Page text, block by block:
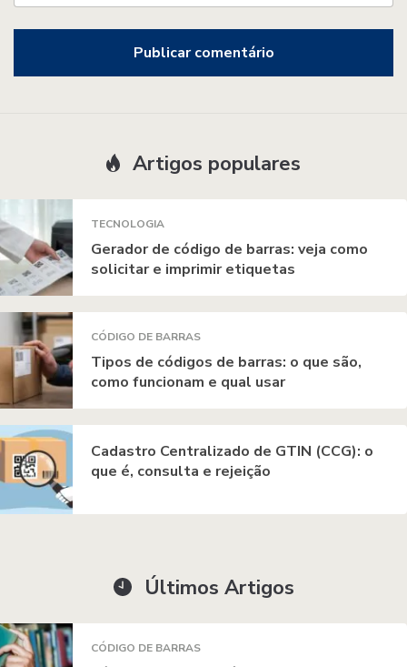
Artigos populares
TECNOLOGIA
Gerador de código de barras: veja como
solicitar e imprimir etiquetas
CÓDIGO DE BARRAS
Tipos de códigos de barras: o que são,
como funcionam e qual usar
Cadastro Centralizado de GTIN (CCG): o
que é, consulta e rejeição
Últimos Artigos
CÓDIGO DE BARRAS